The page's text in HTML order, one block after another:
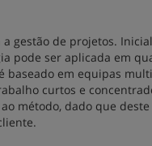
gestão de projetos.
pode ser aplicada em
em equipas
curtos e
método, dado que